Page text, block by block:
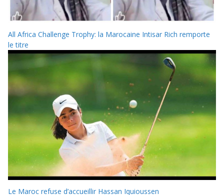
All Africa Challenge Trophy: la Marocaine Intisar Rich remporte
le titre
Le Maroc refuse d’accueillir Hassan Iquioussen